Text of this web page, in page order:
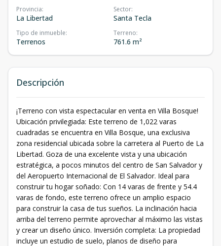
Provincia:
La Libertad
Sector:
Santa Tecla
Tipo de inmueble:
Terrenos
Terreno:
761.6 m²
Descripción
¡Terreno con vista espectacular en venta en Villa Bosque!
Ubicación privilegiada: Este terreno de 1,022 varas
cuadradas se encuentra en Villa Bosque, una exclusiva
zona residencial ubicada sobre la carretera al Puerto de La
Libertad. Goza de una excelente vista y una ubicación
estratégica, a pocos minutos del centro de San Salvador y
del Aeropuerto Internacional de El Salvador. Ideal para
construir tu hogar soñado: Con 14 varas de frente y 54.4
varas de fondo, este terreno ofrece un amplio espacio
para construir la casa de tus sueños. La inclinación hacia
arriba del terreno permite aprovechar al máximo las vistas
y crear un diseño único. Inversión completa: La propiedad
incluye un estudio de suelo, planos de diseño para